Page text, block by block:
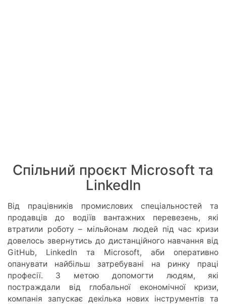
Спільний проєкт Microsoft та
LinkedIn
Від працівників промислових спеціальностей та
продавців до водіїв вантажних перевезень, які
втратили роботу – мільйонам людей під час кризи
довелось звернутись до дистанційного навчання від
GitHub, LinkedIn та Microsoft, аби оперативно
опанувати найбільш затребувані на ринку праці
професії. З метою допомогти людям, які
постраждали від глобальної економічної кризи,
компанія запускає декілька нових інструментів та